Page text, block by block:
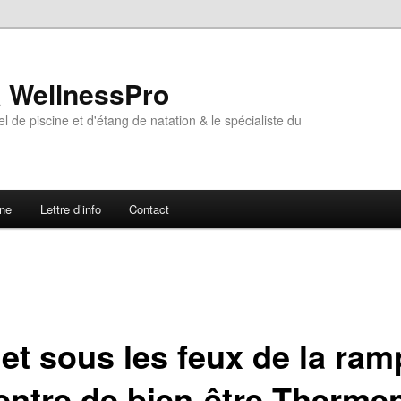
de piscine et d'étang de natation & le spécialiste du
Lettre d’info Contact
sous les feux de la